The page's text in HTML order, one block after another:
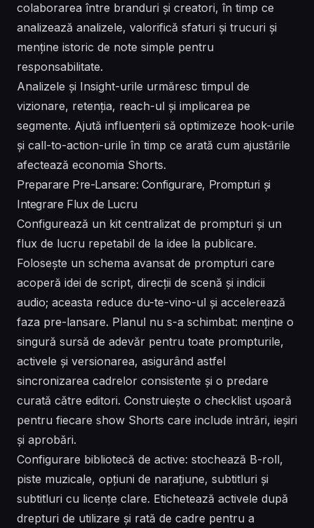
colaborarea între branduri și creatori, în timp ce
analizează analizele, valorifică sfaturi și trucuri și
menține istoric de note simple pentru
responsabilitate.
Analizele și Insight-urile urmăresc timpul de
vizionare, retenția, reach-ul și implicarea pe
segmente. Ajută influențerii să optimizeze hook-urile
și call-to-action-urile în timp ce arată cum ajustările
afectează economia Shorts.
Preparare Pre-Lansare: Configurare, Prompturi și
Integrare Flux de Lucru
Configurează un kit centralizat de prompturi și un
flux de lucru repetabil de la idee la publicare.
Folosește un schema avansat de prompturi care
acoperă idei de script, direcții de scenă și indicii
audio; aceasta reduce du-te-vino-ul și accelerează
faza pre-lansare. Planul nu s-a schimbat: menține o
singură sursă de adevăr pentru toate prompturile,
activele și versionarea, asigurând astfel
sincronizarea cadrelor consistente și o predare
curată către editori. Construiește o checklist ușoară
pentru fiecare show Shorts care include intrări, ieșiri
și aprobări.
Configurare bibliotecă de active: stochează B-roll,
piste muzicale, opțiuni de narațiune, subtitluri și
subtitluri cu licențe clare. Etichetează activele după
drepturi de utilizare și rată de cadre pentru a